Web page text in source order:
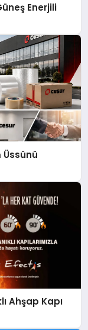
Enerjili
Üssünü
Ahşap Kapı